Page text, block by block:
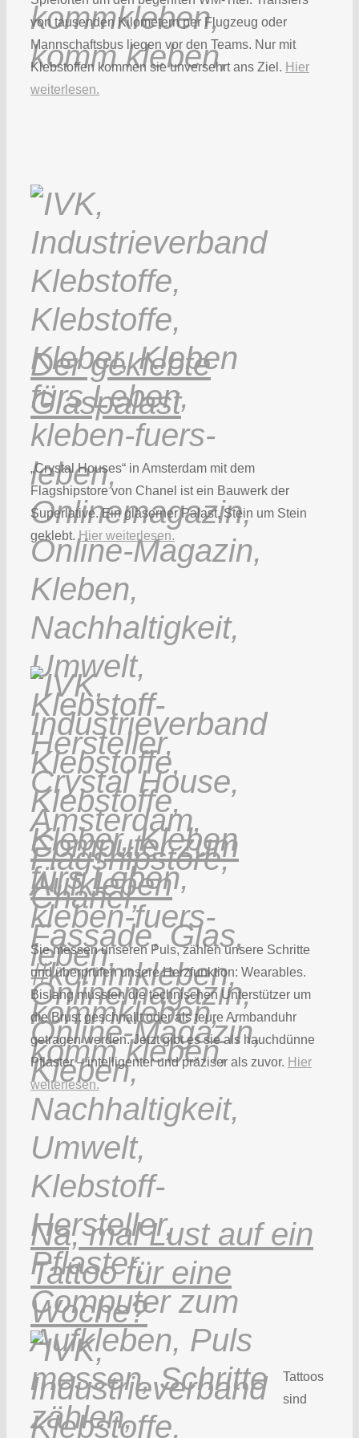
von tausenden Kilometern per Flugzeug oder
Mannschaftsbus liegen vor den Teams. Nur mit
Klebstoffen kommen sie unversehrt ans Ziel. Hier
weiterlesen.
Der geklebte
Glaspalast
„Crystal Houses“ in Amsterdam mit dem
Flagshipstore von Chanel ist ein Bauwerk der
Superlative. Ein gläserner Palast, Stein um Stein
geklebt.Hier weiterlesen.
Computer zum
Aufkleben
Sie messen unseren Puls, zählen unsere Schritte
und überprüfen unsere Herzfunktion: Wearables.
Bislang mussten die technischen Unterstützer um
die Brust geschnallt oder als teure Armbanduhr
getragen werden. Jetzt gibt es sie als hauchdünne
Pflaster – intelligenter und präziser als zuvor. Hier
weiterlesen.
Na, mal Lust auf ein
Tattoo für eine
Woche?
Tattoos
sind